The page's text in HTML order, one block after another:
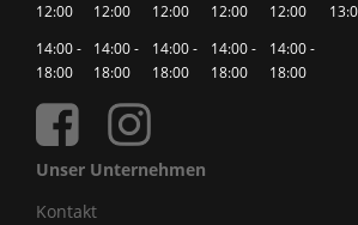
12:00
12:00
12:00
12:00
12:00
14:00 -
18:00
14:00 -
18:00
14:00 -
18:00
14:00 -
18:00
14:00 -
18:00
Unser Unternehmen
Kontakt